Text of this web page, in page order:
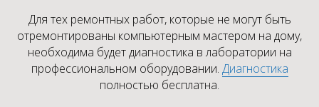
Для тех ремонтных работ, которые не могут быть
отремонтированы компьютерным мастером на дому,
необходима будет диагностика в лаборатории на
профессиональном оборудовании. Диагностика
полностью бесплатна.